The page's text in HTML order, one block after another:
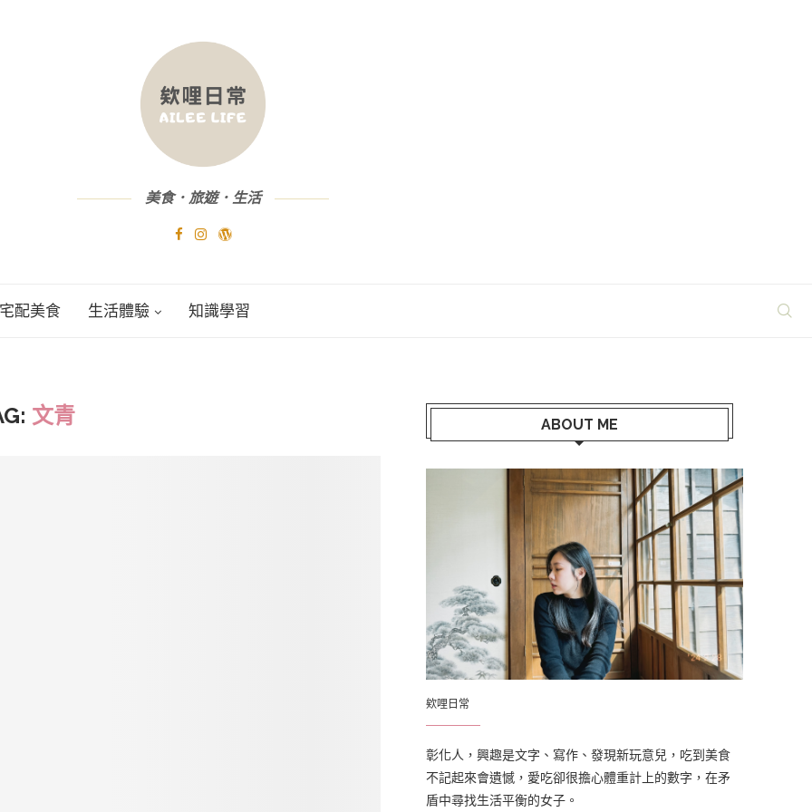
美食．旅遊．生活
宅配美食 生活體驗 知識學習
文青 ABOUT ME
欸哩日常
彰化人，興趣是文字、寫作、發現新玩意兒，吃到美食
不記起來會遺憾，愛吃卻很擔心體重計上的數字，在矛
盾中尋找生活平衡的女子。